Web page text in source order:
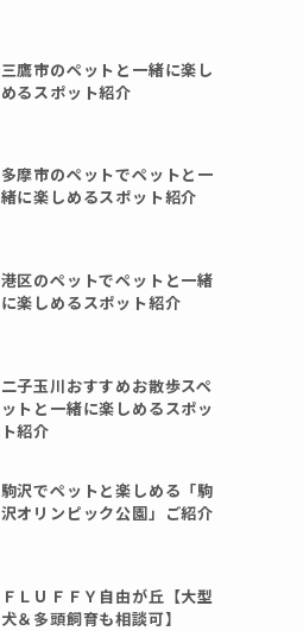
三鷹市のペットと一緒に楽し
めるスポット紹介
多摩市のペットでペットと一
緒に楽しめるスポット紹介
港区のペットでペットと一緒
に楽しめるスポット紹介
二子玉川おすすめお散歩スペ
ットと一緒に楽しめるスポッ
ト紹介
駒沢でペットと楽しめる「駒
沢オリンピック公園」ご紹介
ＦＬＵＦＦＹ自由が丘【大型
犬＆多頭飼育も相談可】